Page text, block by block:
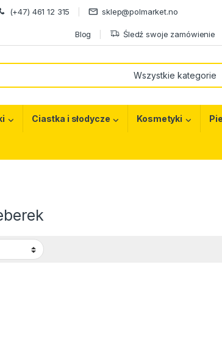
(+47) 461 12 315 sklep@polmarket.no
Blog Śledź swoje zamówienie
Ciastka i słodycze Kosmetyki